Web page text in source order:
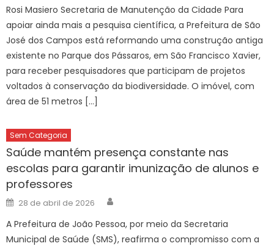
Rosi Masiero Secretaria de Manutenção da Cidade Para
apoiar ainda mais a pesquisa científica, a Prefeitura de São
José dos Campos está reformando uma construção antiga
existente no Parque dos Pássaros, em São Francisco Xavier,
para receber pesquisadores que participam de projetos
voltados à conservação da biodiversidade. O imóvel, com
área de 51 metros […]
Sem Categoria
Saúde mantém presença constante nas
escolas para garantir imunização de alunos e
professores
Posted
on
28 de abril de 2026
A Prefeitura de João Pessoa, por meio da Secretaria
Municipal de Saúde (SMS), reafirma o compromisso com a